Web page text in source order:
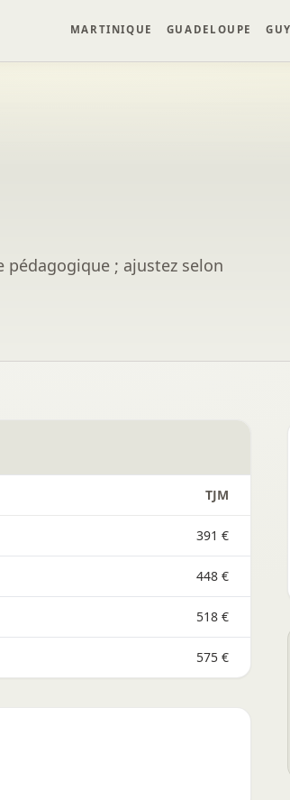
MARTINIQUE GUADELOUPE
pédagogique ; ajustez selon
TJM
391 €
448 €
518 €
575 €